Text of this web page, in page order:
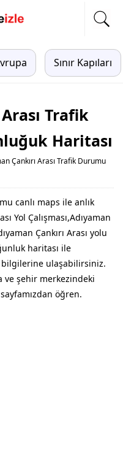
Sınır Kapıları
Trafik
Haritası
Çankırı Arası Trafik Durumu
canlı maps ile anlık
Yol Çalışması,Adıyaman
Çankırı Arası yolu
haritası ile
bilgilerine ulaşabilirsiniz.
ve şehir merkezindeki
öğren.